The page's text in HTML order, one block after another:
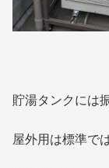
貯湯タンクには
屋外用は標準で